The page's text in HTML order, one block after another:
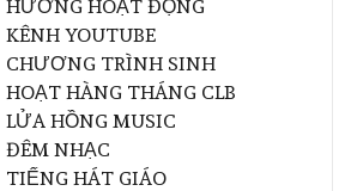
HƯỚNG HOẠT ĐỘNG
KÊNH YOUTUBE
CHƯƠNG TRÌNH SINH
HOẠT HÀNG THÁNG CLB
LỬA HỒNG MUSIC
ĐÊM NHẠC
TIẾNG HÁT GIÁO